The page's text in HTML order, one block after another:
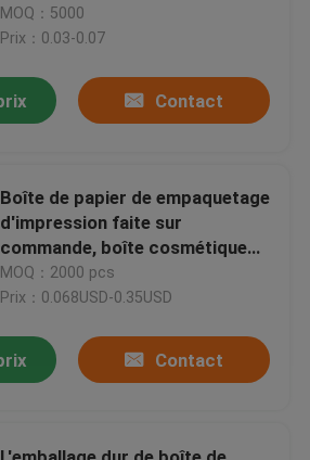
des sacs
à thé
d'aluminium
des aliments
puissance masculine pour des
pilules de sexe
MOQ：5000
Prix：0.03-0.07
Contact
Boîte de papier de empaquetage
d'impression faite sur
commande, boîte cosmétique
d'enveloppe de cadeau avec
l'estampillage chaud
MOQ：2000 pcs
Prix：0.068USD-0.35USD
Contact